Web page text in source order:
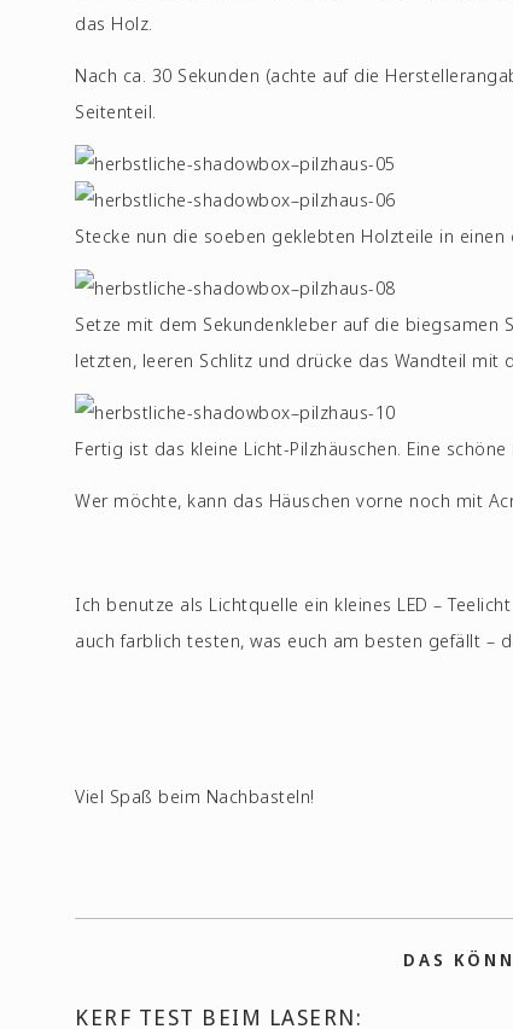
das Holz.
Nach ca. 30 Sekunden (achte auf die
Seitenteil.
Stecke nun die soeben geklebten Holzteile in
Setze mit dem Sekundenkleber auf die biegsamen
letzten, leeren Schlitz und drücke das Wandteil
Fertig ist das kleine Licht-Pilzhäuschen. Eine
Wer möchte, kann das Häuschen vorne noch mit
Ich benutze als Lichtquelle ein kleines LED –
auch farblich testen, was euch am besten gefällt –
Viel Spaß beim Nachbasteln!
DAS
KERF TEST BEIM LASERN: